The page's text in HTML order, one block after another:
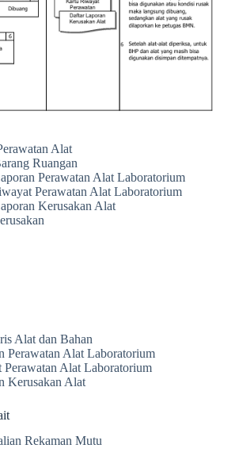
Alat
Ruangan
Perawatan Alat Laboratorium
Perawatan Alat Laboratorium
Kerusakan Alat
Alat dan Bahan
Perawatan Alat Laboratorium
Alat Laboratorium
Kerusakan Alat
Rekaman Mutu